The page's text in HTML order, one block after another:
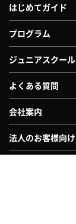
はじめてガイド
プログラム
ジュニアスクール
よくある質問
会社案内
法人のお客様向け